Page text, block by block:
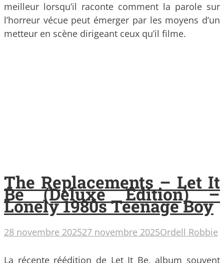
meilleur lorsqu’il raconte comment la parole sur
l’horreur vécue peut émerger par les moyens d’un
metteur en scène dirigeant ceux qu’il filme.
The Replacements – Let It
Be (Deluxe Edition) –
Lonely 1980s Teenage Boy
28 novembre 202527 novembre 2025Ordell Robbie
La récente réédition de Let It Be, album souvent